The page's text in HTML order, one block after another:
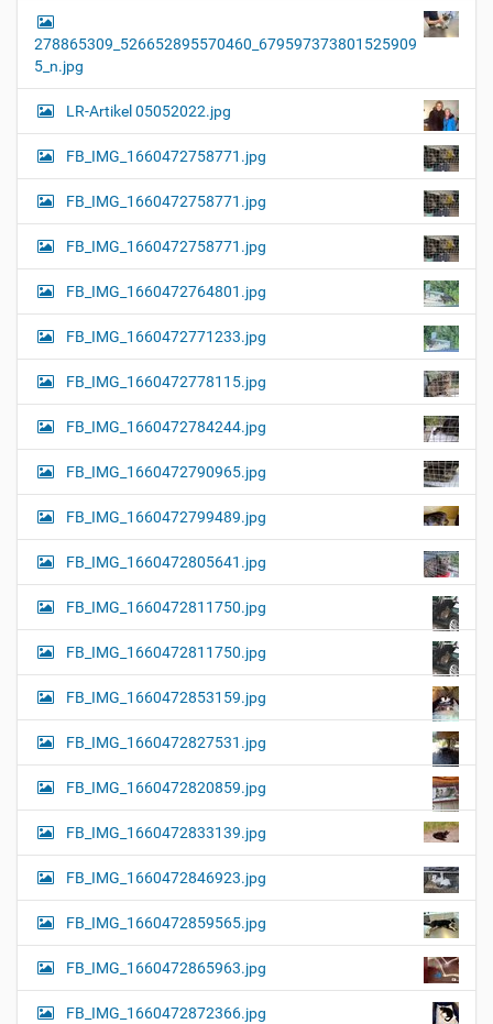
278865309_526652895570460_679597373801525909
5_n.jpg
LR-Artikel 05052022.jpg
FB_IMG_1660472758771.jpg
FB_IMG_1660472758771.jpg
FB_IMG_1660472758771.jpg
FB_IMG_1660472764801.jpg
FB_IMG_1660472771233.jpg
FB_IMG_1660472778115.jpg
FB_IMG_1660472784244.jpg
FB_IMG_1660472790965.jpg
FB_IMG_1660472799489.jpg
FB_IMG_1660472805641.jpg
FB_IMG_1660472811750.jpg
FB_IMG_1660472811750.jpg
FB_IMG_1660472853159.jpg
FB_IMG_1660472827531.jpg
FB_IMG_1660472820859.jpg
FB_IMG_1660472833139.jpg
FB_IMG_1660472846923.jpg
FB_IMG_1660472859565.jpg
FB_IMG_1660472865963.jpg
FB_IMG_1660472872366.jpg